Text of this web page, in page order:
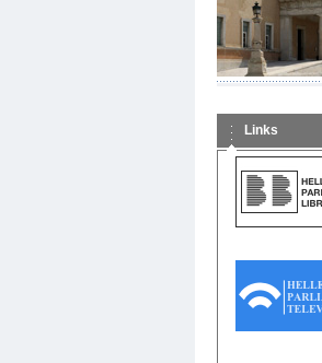
Links